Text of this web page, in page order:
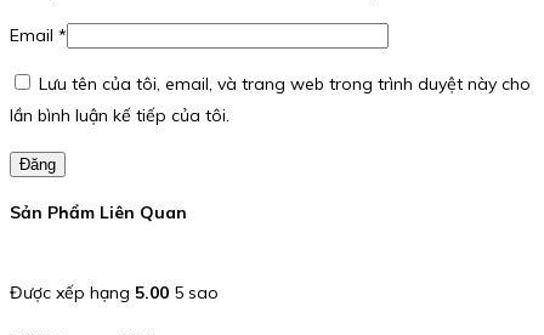
Email *
Lưu tên của tôi, email, và trang web trong trình duyệt này cho
lần bình luận kế tiếp của tôi.
Đăng
Sản Phẩm Liên Quan
Được xếp hạng 5.00 5 sao